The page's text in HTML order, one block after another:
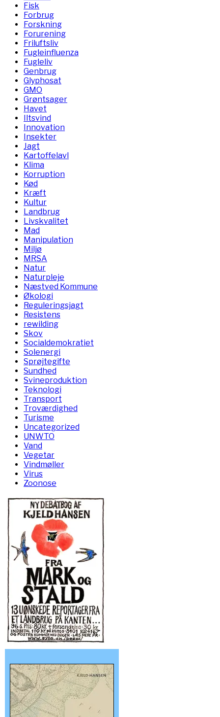
Fisk
Forbrug
Forskning
Forurening
Friluftsliv
Fugleinfluenza
Fugleliv
Genbrug
Glyphosat
GMO
Grøntsager
Havet
Iltsvind
Innovation
Insekter
Jagt
Kartoffelavl
Klima
Korruption
Kød
Kræft
Kultur
Landbrug
Livskvalitet
Mad
Manipulation
Miljø
MRSA
Natur
Naturpleje
Næstved Kommune
Økologi
Reguleringsjagt
Resistens
rewilding
Skov
Socialdemokratiet
Solenergi
Sprøjtegifte
Sundhed
Svineproduktion
Teknologi
Transport
Troværdighed
Turisme
Uncategorized
UNWTO
Vand
Vegetar
Vindmøller
Virus
Zoonose